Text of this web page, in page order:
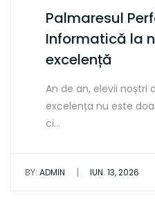
Palmaresul
Informatică la
excelență
An de an, elevii noștri
excelența nu este
ci…
BY: ADMIN | IUN. 13, 2026